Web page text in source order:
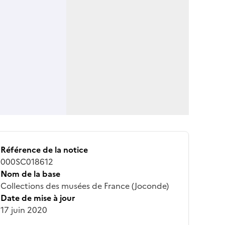
Référence de la notice
000SC018612
Nom de la base
Collections des musées de France (Joconde)
Date de mise à jour
17 juin 2020